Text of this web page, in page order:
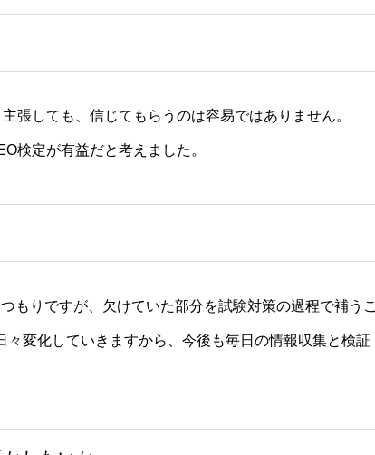
張しても、信じてもらうのは容易ではありません。
検定が有益だと考えました。
もりですが、欠けていた部分を試験対策の過程で補うこ
変化していきますから、今後も毎日の情報収集と検証